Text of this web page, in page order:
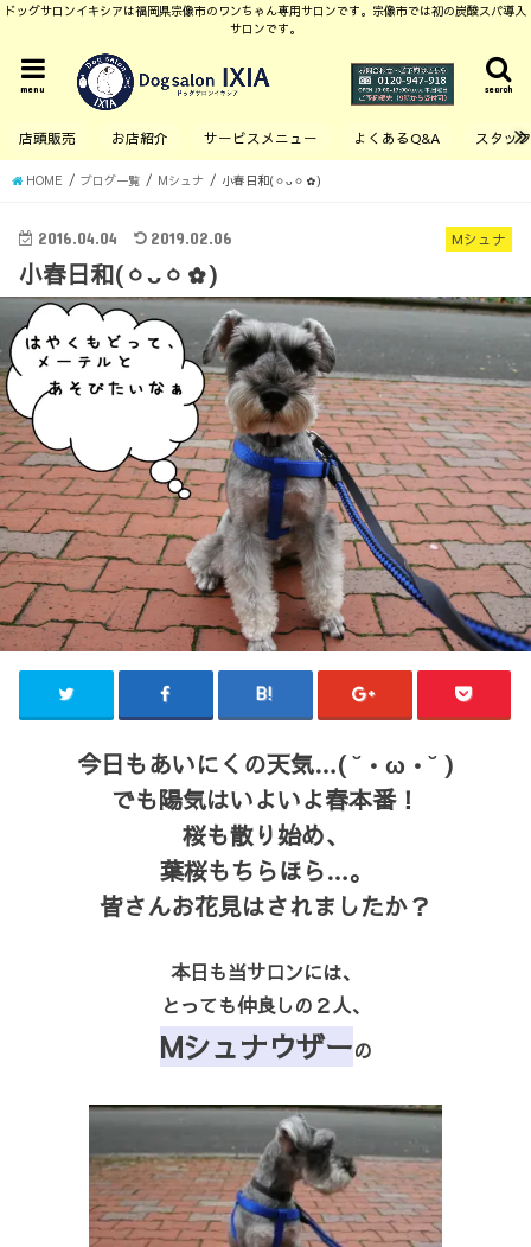
ドッグサロンイキシアは福岡県宗像市のワンちゃん専用サロンです。宗像市では初の炭酸スパ導入
サロンです。
search
menu
店頭販売 お店紹介 サービスメニュー よくあるQ&A スタッ
HOME ブログ一覧 Mシュナ 小春日和(ㆁᴗㆁ✿)
Mシュナ
2016.04.04 2019.02.06
小春日和(ㆁᴗㆁ✿)
今日もあいにくの天気…( ˘•ω•˘ )
でも陽気はいよいよ春本番！
桜も散り始め、
葉桜もちらほら…。
皆さんお花見はされましたか？
本日も当サロンには、
とっても仲良しの２人、
Mシュナウザーの